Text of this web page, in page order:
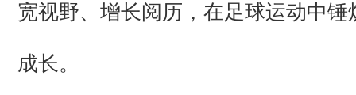
宽视野、增长阅历，在足球运动中锤
成长。